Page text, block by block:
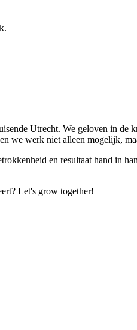
Utrecht. We geloven in
we werk niet alleen mogelijk,
en resultaat hand in
Let's grow together!